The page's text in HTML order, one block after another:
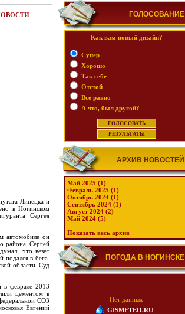
Липецка и
в Ногинском
Сергея
автомобиле он
района. Сергей
что везет
подался в бега.
области. Суд
в феврале 2013
цементом в
ОЭЗ
Евгений
ГОЛОСОВАНИЕ
Как вам новый дизайн?
Супер
Хорошо
Так себе
Отстой
Все равно
А что, был другой?
АРХИВ НОВОСТЕЙ
Май 2025 (1)
Февраль 2025 (1)
Октябрь 2024 (1)
Сентябрь 2024 (1)
Август 2024 (2)
Май 2024 (5)
Показать весь архив
ПОГОДА В НОГИНСКЕ
Нет данных
GISMETEO.RU